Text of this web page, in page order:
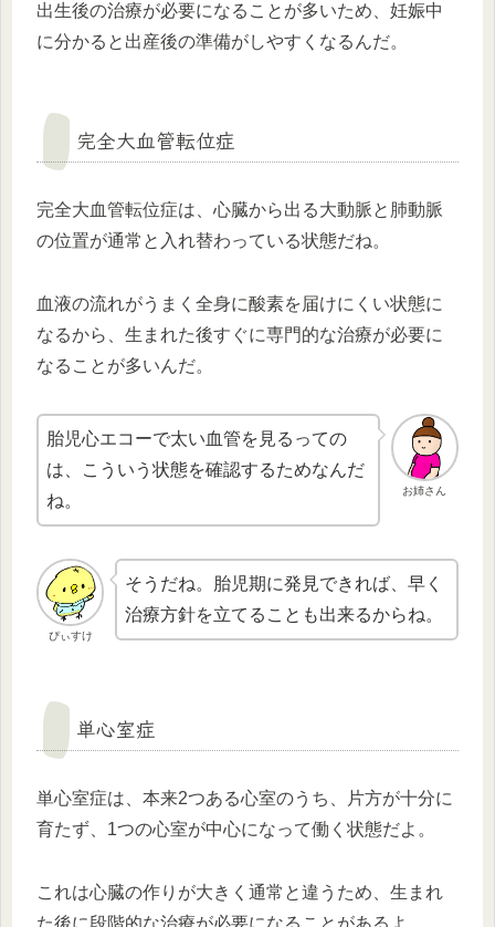
出生後の治療が必要になることが多いため、妊娠中
に分かると出産後の準備がしやすくなるんだ。
完全大血管転位症
完全大血管転位症は、心臓から出る大動脈と肺動脈
の位置が通常と入れ替わっている状態だね。
血液の流れがうまく全身に酸素を届けにくい状態に
なるから、生まれた後すぐに専門的な治療が必要に
なることが多いんだ。
お姉さん
胎児心エコーで太い血管を見るっての
は、こういう状態を確認するためなんだ
ね。
ぴぃすけ
そうだね。胎児期に発見できれば、早く
治療方針を立てることも出来るからね。
単心室症
単心室症は、本来2つある心室のうち、片方が十分に
育たず、1つの心室が中心になって働く状態だよ。
これは心臓の作りが大きく通常と違うため、生まれ
た後に段階的な治療が必要になることがあるよ。